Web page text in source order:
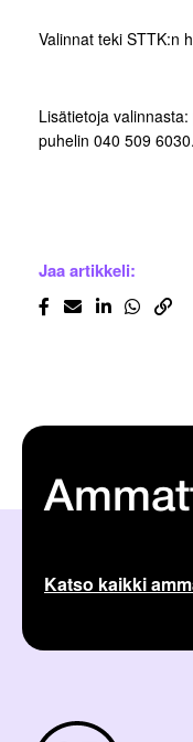
Valinnat teki STTK:n
Lisätietoja
puhelin 040 509 6030.
Jaa artikkeli:
Katso kaikki